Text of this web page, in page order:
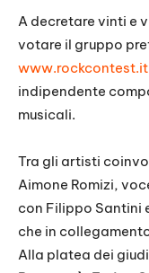
A decretare vinti e
votare il gruppo
www.rockcontest.it
indipendente
musicali.
Tra gli artisti
Aimone Romizi,
con Filippo Santini
che in
Alla platea dei